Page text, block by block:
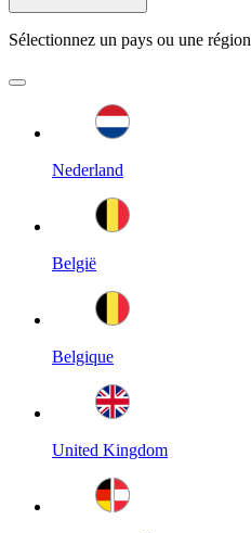
Sélectionnez un pays ou une région
Nederland
België
Belgique
United Kingdom